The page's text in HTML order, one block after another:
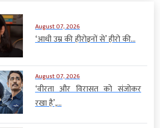
August 07, 2026
‘आधी उम्र की हीरोइनों से’ हीरो की...
August 07, 2026
‘वीरता और विरासत को संजोकर
रखा है’,...